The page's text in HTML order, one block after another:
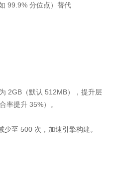
99.9% 分位点）替代
2GB（默认 512MB），提升层
率提升 35%）。
至 500 次，加速引擎构建。